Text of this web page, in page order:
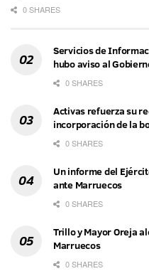
0 SHARES
Servicios de
hubo aviso al
0 SHARES
Activas refuerza su
incorporación de la
0 SHARES
Un informe del
ante Marruecos
0 SHARES
Trillo y Mayor Oreja
Marruecos
0 SHARES